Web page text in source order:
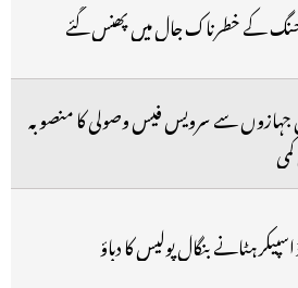
کے خطرناک جال میں پھنس گئے
جہازوں سے سرویس فیس وصولی کا منصوبہ
ہٹانے بنگال پولیس کا دباؤ